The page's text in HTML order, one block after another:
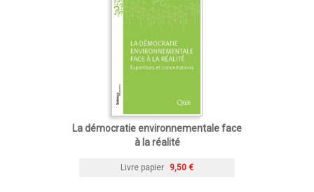
La démocratie environnementale face
à la réalité
Livre papier 9,50 €